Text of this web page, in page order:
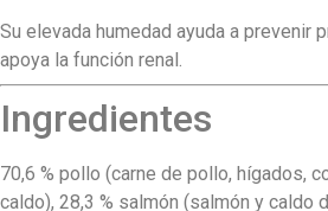
Su elevada humedad ayuda a prevenir
apoya la función renal.
Ingredientes
70,6 % pollo (carne de pollo, hígados,
caldo), 28,3 % salmón (salmón y caldo